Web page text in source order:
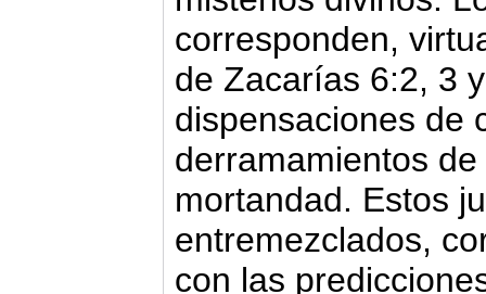
corresponden,
de Za­carías 6:2, 3
dispensaciones de
derramamientos
mortandad. Estos
entremezclados,
con las